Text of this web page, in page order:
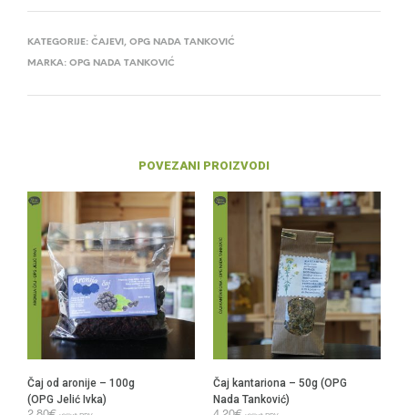
KATEGORIJE: ČAJEVI , OPG NADA TANKOVIĆ
MARKA: OPG NADA TANKOVIĆ
POVEZANI PROIZVODI
Čaj od aronije – 100g
(OPG Jelić Ivka)
Čaj kantariona – 50g (OPG
Nada Tanković)